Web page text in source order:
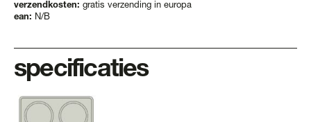
verzendkosten: gratis verzending in europa
ean: N/B
specificaties